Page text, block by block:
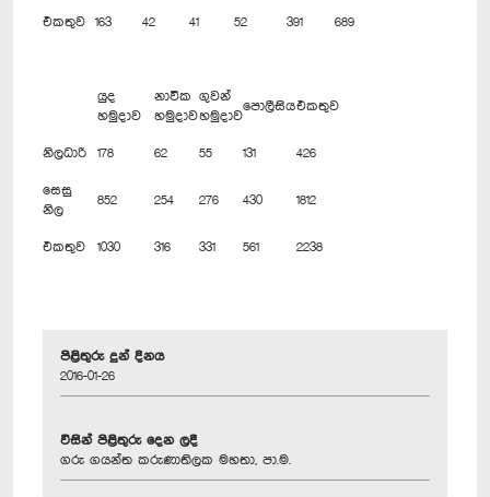
එකතුව 163 42 41 52 391 689
යුද
හමුදාව
නාවික
හමුදාව
ගුවන්
හමුදාව
පොලීසියඑකතුව
නිලධාරි 178 62 55 131 426
සෙසු
නිල
852 254 276 430 1812
එකතුව 1030 316 331 561 2238
පිළිතුරු දුන් දිනය
2016-01-26
විසින් පිළිතුරු දෙන ලදී
ගරු ගයන්ත කරුණාතිලක මහතා, පා.ම.